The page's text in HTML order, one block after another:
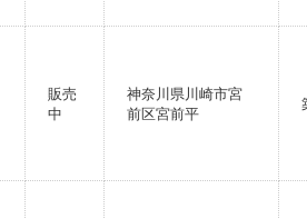
販売
中
神奈川県川崎市宮
前区宮前平